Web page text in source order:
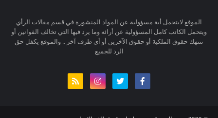
الموقع لايتحمل أية مسؤولية عن المواد المنشورة في قسم مقالات الرأي
ويتحمل الكاتب كامل المسؤولية عن أرائه وما يرد فيها التي تخالف القوانين أو
تنتهك حقوق الملكية أو حقوق الآخرين أو أي طرف آخر .. والموقع يكفل حق
الرد للجميع